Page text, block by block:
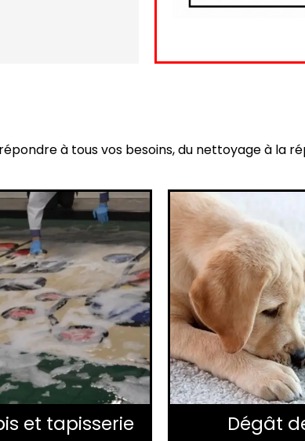
à tous vos besoins, du nettoyage à la
et tapisserie Dégât